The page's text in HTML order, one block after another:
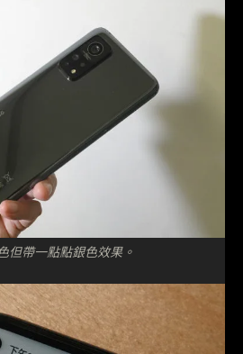
但帶一點點銀色效果。